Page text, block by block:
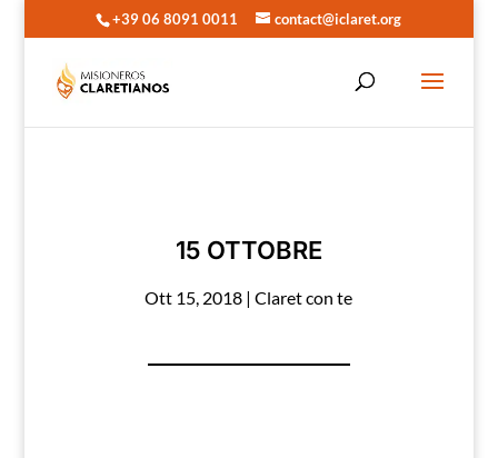
+39 06 8091 0011 contact@iclaret.org
15 OTTOBRE
Ott 15, 2018 |Claret con te